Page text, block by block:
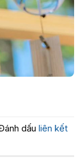
dấu liên kết